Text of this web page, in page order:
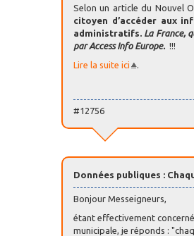
Selon un article du Nouvel
citoyen d’accéder aux
administratifs. La France,
par Access Info Europe. !!!
Lire la suite ici
#12756
Données publiques :
Bonjour Messeigneurs,
étant effectivement
municipale, je réponds :